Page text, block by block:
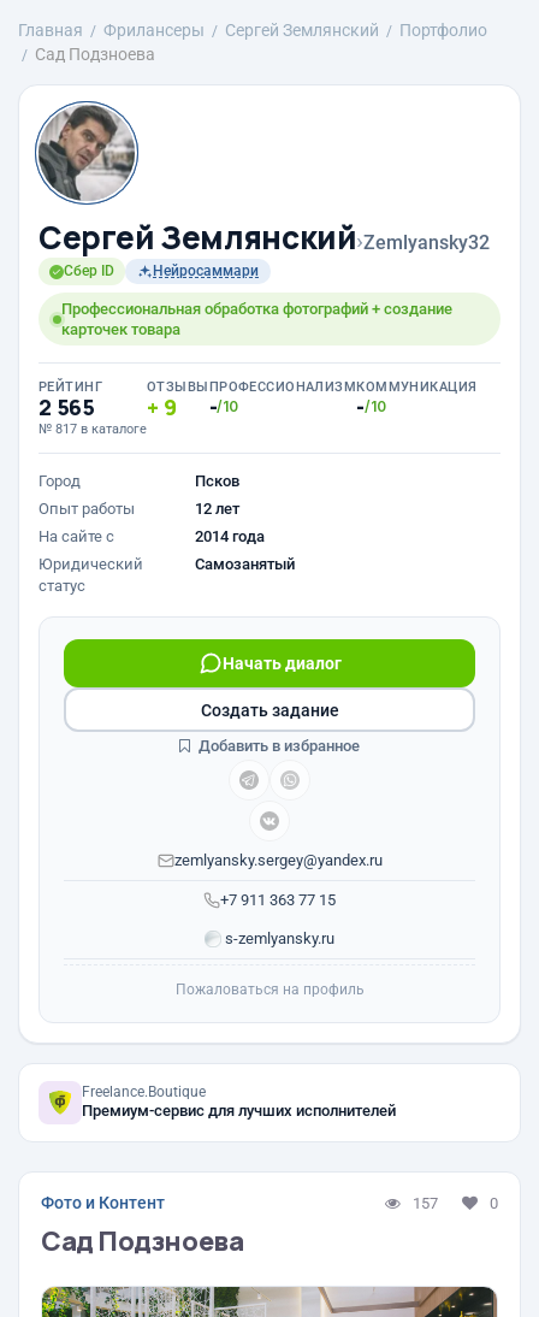
Главная Фрилансеры Сергей Землянский
Портфолио
Сад Подзноева
Сергей Землянский›Zemlyansky32
Сбер ID Нейросаммари
Профессиональная обработка фотографий + создание
карточек товара
РЕЙТИНГ
2 565
№ 817 в каталоге
ОТЗЫВЫ
9
ПРОФЕССИОНАЛИЗМ
-/10
КОММУНИКАЦИЯ
-/10
Город
Псков
Опыт работы
12 лет
На сайте с
2014 года
Юридический
статус
Самозанятый
+7 911 363 77 15
Начать диалог
zemlyansky.sergey@yandex.ru
s-zemlyansky.ru
Создать задание
Добавить в избранное
Пожаловаться на профиль
Freelance.Boutique
Премиум-сервис для лучших исполнителей
Фото и Контент 157 0
Сад Подзноева